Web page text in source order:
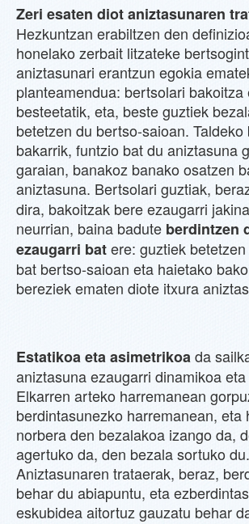
Zeri esaten diot aniztasunaren
Hezkuntzan erabiltzen den
honelako zerbait litzateke
aniztasunari erantzun egokia
planteamendua: bertsolari bakoitza
besteetatik, eta, beste guztiek
betetzen du bertso-saioan.
bakarrik, funtzio bat du aniztasuna
garaian, banakoz banako osatzen
aniztasuna. Bertsolari guztiak,
dira, bakoitzak bere ezaugarri
neurrian, baina badute berdintzen
ezaugarri batere: guztiek
bat bertso-saioan eta haietako
bereziek ematen diote itxura
Estatikoa eta asimetrikoada
aniztasuna ezaugarri dinamikoa
Elkarren arteko harremanean
berdintasunezko harremanean, eta
norbera den bezalakoa izango da,
agertuko da, den bezala sortuko du.
Aniztasunaren trataerak, beraz,
behar du abiapuntu, eta
eskubidea aitortuz gauzatu behar